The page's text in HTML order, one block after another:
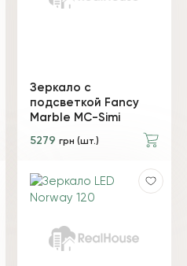
Зеркало с
подсветкой Fancy
Marble MC-Simi
5279 грн (шт.)